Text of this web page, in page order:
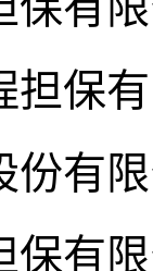
担保
份有
保有